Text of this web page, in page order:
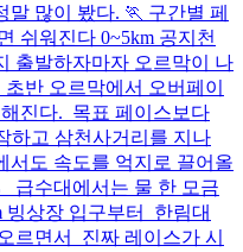
많이 봤다. 🏃 구간별 페
쉬워진다 0~5km 공지천
출발하자마자 오르막이 나
반 오르막에서 오버페이
진다. 목표 페이스보다
하고 삼천사거리를 지나
도 속도를 억지로 끌어올
급수대에서는 물 한 모금
빙상장 입구부터 한림대
르면서 진짜 레이스가 시